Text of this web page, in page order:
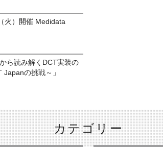
火）開催 Medidata
ら読み解くDCT実装の
の挑戦～」
カテゴリー